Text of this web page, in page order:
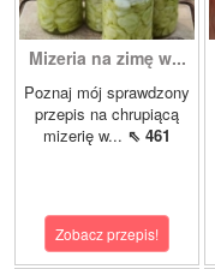
Mizeria na zimę w...
Poznaj mój sprawdzony
przepis na chrupiącą
mizerię w... ⇖ 461
Zobacz przepis!